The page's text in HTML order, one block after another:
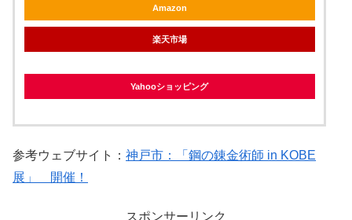
Amazon
楽天市場
Yahooショッピング
参考ウェブサイト： 神戸市：「鋼の錬金術師 in KOBE
展」 開催！
スポンサーリンク